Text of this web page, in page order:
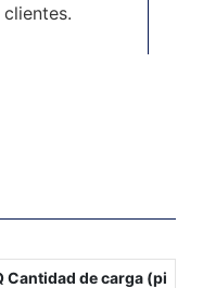
Cantidad de carga (pi